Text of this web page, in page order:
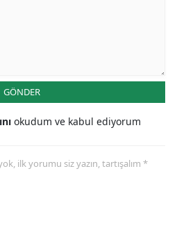
GÖNDER
okudum ve kabul ediyorum
ilk yorumu siz yazın, tartışalım *